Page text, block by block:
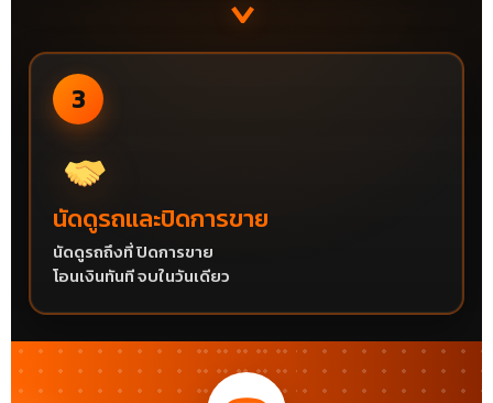
›
3
นัดดูรถและปิดการขาย
นัดดูรถถึงที่ ปิดการขาย
โอนเงินทันที จบในวันเดียว